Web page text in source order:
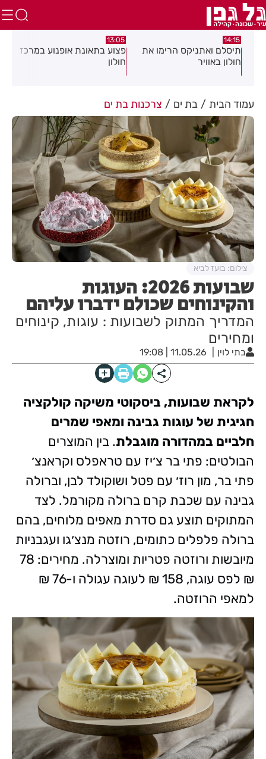
14:15
תיסלם ואתניקס הרימו את
חולון באוויר
13:05
פצוע בתאונת אופנוע במרכז
חולון
עמוד הבית בת ים צרכנות בת ים
שבועות 2026: העוגות
והקינוחים שכולם ידברו עליהם
המדריך המתוק לשבועות : עוגות, קינוחים
ומחירים
בתי לוין 11.05.26 | 19:08
צילום: בועז לביא
לקראת שבועות, ביסקוטי⁠ משיקה קולקציה
חגיגית של עוגות גבינה ומאפי שמרים
חלביים במהדורה מוגבלת. בין המוצרים
הבולטים: פתי בר צ׳יז עם טראפלס וקראנצ׳
פתי בר, מון רוז׳ עם פטל ושוקולד לבן, וברולה
גבינה עם שכבת קרם ברולה מקורמל. לצד
המתוקים תוצע גם סדרת מאפים מלוחים, בהם
ברולה פלפלים כתומים, רוזטה מנצ׳גו ועגבניות
מיובשות ורוזטה פטריות ומוצרלה. מחירים: 78
₪ לפס עוגה, 158 ₪ לעוגה עגולה ו-76 ₪
למאפי הרוזטה.